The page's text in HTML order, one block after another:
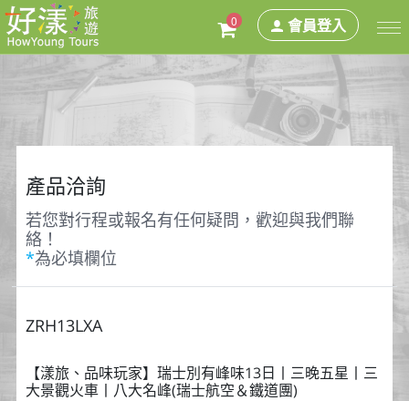
0 會員登入
產品洽詢
若您對行程或報名有任何疑問，歡迎與我們聯
絡！
*為必填欄位
ZRH13LXA
【漾旅、品味玩家】瑞士別有峰味13日丨三晚五星丨三
大景觀火車丨八大名峰(瑞士航空＆鐵道團)